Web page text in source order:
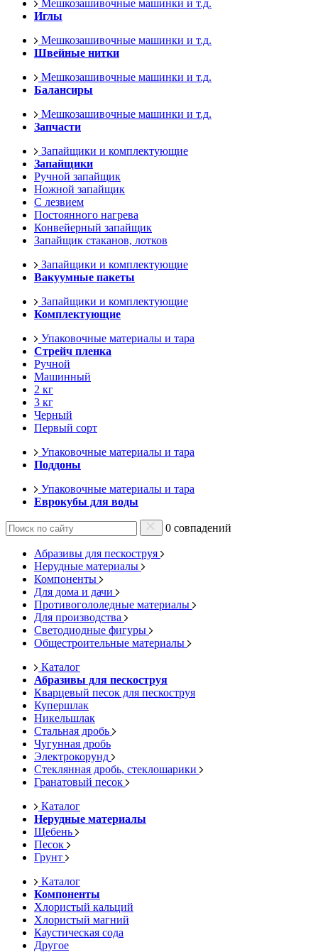
Мешкозашивочные машинки и т.д.
Иглы
Мешкозашивочные машинки и т.д.
Швейные нитки
Мешкозашивочные машинки и т.д.
Балансиры
Мешкозашивочные машинки и т.д.
Запчасти
Запайщики и комплектующие
Запайщики
Ручной запайщик
Ножной запайщик
С лезвием
Постоянного нагрева
Конвейерный запайщик
Запайщик стаканов, лотков
Запайщики и комплектующие
Вакуумные пакеты
Запайщики и комплектующие
Комплектующие
Упаковочные материалы и тара
Стрейч пленка
Ручной
Машинный
2 кг
3 кг
Черный
Первый сорт
Упаковочные материалы и тара
Поддоны
Упаковочные материалы и тара
Еврокубы для воды
0 совпадений
Абразивы для пескоструя
Нерудные материалы
Компоненты
Для дома и дачи
Противогололедные материалы
Для производства
Светодиодные фигуры
Общестроительные материалы
Каталог
Абразивы для пескоструя
Кварцевый песок для пескоструя
Купершлак
Никельшлак
Стальная дробь
Чугунная дробь
Электрокорунд
Стеклянная дробь, стеклошарики
Гранатовый песок
Каталог
Нерудные материалы
Щебень
Песок
Грунт
Каталог
Компоненты
Хлористый кальций
Хлористый магний
Каустическая сода
Другое